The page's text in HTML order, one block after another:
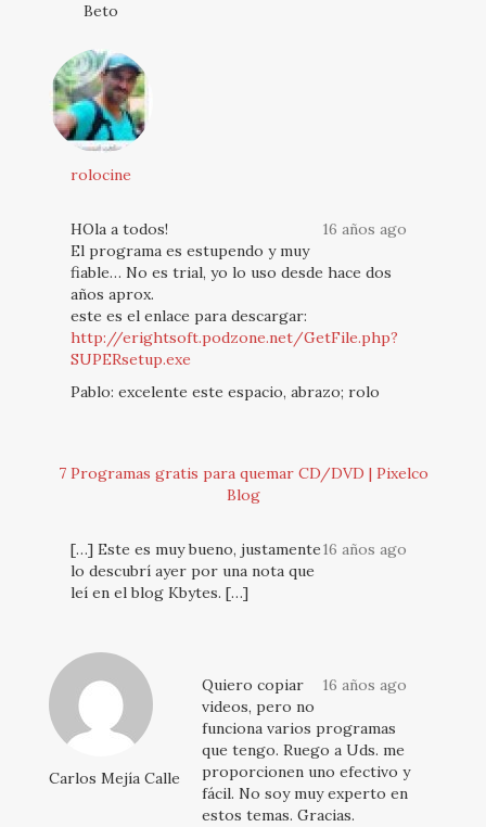
Beto
rolocine
16 años ago
HOla a todos!
El programa es estupendo y muy
fiable… No es trial, yo lo uso desde hace dos
años aprox.
este es el enlace para descargar:
http://erightsoft.podzone.net/GetFile.php?
SUPERsetup.exe
Pablo: excelente este espacio, abrazo; rolo
7 Programas gratis para quemar CD/DVD | Pixelco
Blog
16 años ago
[…] Este es muy bueno, justamente
lo descubrí ayer por una nota que
leí en el blog Kbytes. […]
Carlos Mejía Calle
16 años ago
Quiero copiar
videos, pero no
funciona varios programas
que tengo. Ruego a Uds. me
proporcionen uno efectivo y
fácil. No soy muy experto en
estos temas. Gracias.